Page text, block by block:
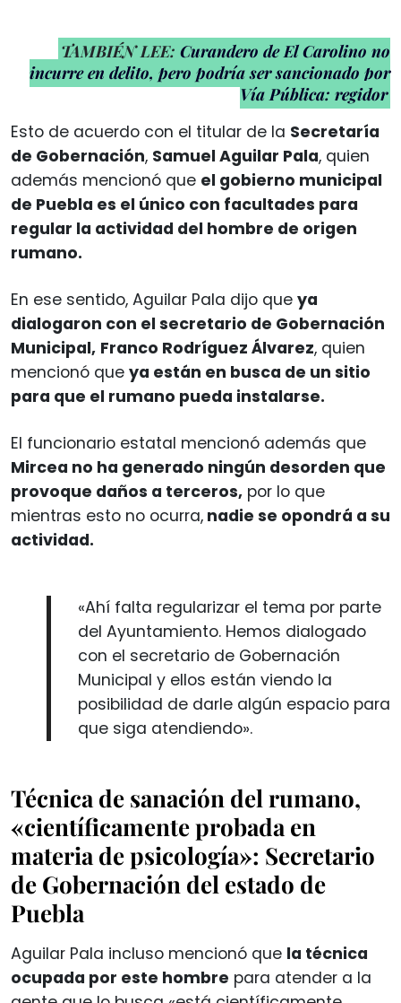
TAMBIÉN LEE: Curandero de El Carolino no
incurre en delito, pero podría ser sancionado por
Vía Pública: regidor
Esto de acuerdo con el titular de la Secretaría
de Gobernación, Samuel Aguilar Pala, quien
además mencionó que el gobierno municipal
de Puebla es el único con facultades para
regular la actividad del hombre de origen
rumano.
En ese sentido, Aguilar Pala dijo que ya
dialogaron con el secretario de Gobernación
Municipal, Franco Rodríguez Álvarez, quien
mencionó que ya están en busca de un sitio
para que el rumano pueda instalarse.
El funcionario estatal mencionó además que
Mircea no ha generado ningún desorden que
provoque daños a terceros, por lo que
mientras esto no ocurra, nadie se opondrá a su
actividad.
«Ahí falta regularizar el tema por parte
del Ayuntamiento. Hemos dialogado
con el secretario de Gobernación
Municipal y ellos están viendo la
posibilidad de darle algún espacio para
que siga atendiendo».
Técnica de sanación del rumano,
«científicamente probada en
materia de psicología»: Secretario
de Gobernación del estado de
Puebla
Aguilar Pala incluso mencionó que la técnica
ocupada por este hombre para atender a la